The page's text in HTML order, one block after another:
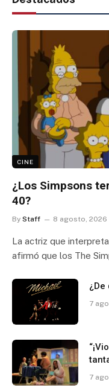
CINE
¿Los Simpsons
40?
By Staff 8 agosto, 2026
La actriz que
afirmó que los The
7
7